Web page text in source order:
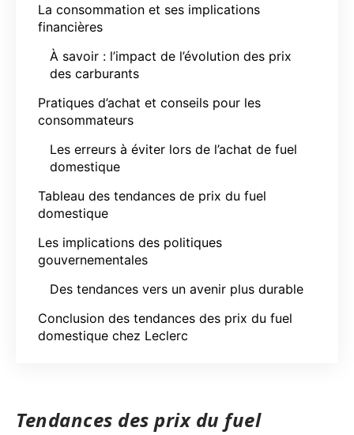
La consommation et ses implications
financières
À savoir : l’impact de l’évolution des prix
des carburants
Pratiques d’achat et conseils pour les
consommateurs
Les erreurs à éviter lors de l’achat de fuel
domestique
Tableau des tendances de prix du fuel
domestique
Les implications des politiques
gouvernementales
Des tendances vers un avenir plus durable
Conclusion des tendances des prix du fuel
domestique chez Leclerc
Tendances des prix du fuel